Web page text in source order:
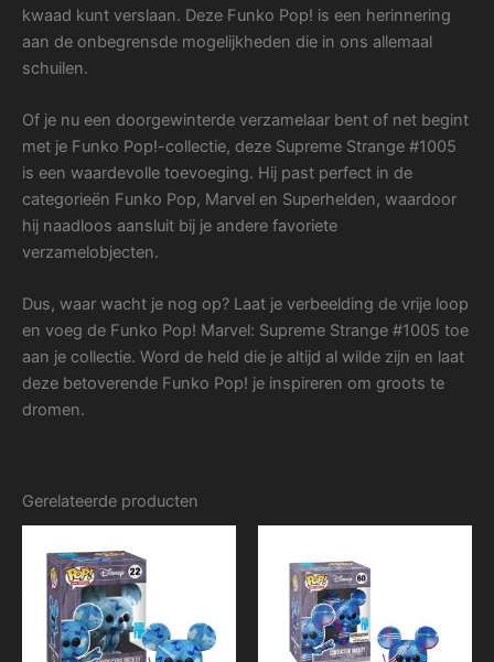
kwaad kunt verslaan. Deze Funko Pop! is een herinnering
aan de onbegrensde mogelijkheden die in ons allemaal
schuilen.
Of je nu een doorgewinterde verzamelaar bent of net begint
met je Funko Pop!-collectie, deze Supreme Strange #1005
is een waardevolle toevoeging. Hij past perfect in de
categorieën Funko Pop, Marvel en Superhelden, waardoor
hij naadloos aansluit bij je andere favoriete
verzamelobjecten.
Dus, waar wacht je nog op? Laat je verbeelding de vrije loop
en voeg de Funko Pop! Marvel: Supreme Strange #1005 toe
aan je collectie. Word de held die je altijd al wilde zijn en laat
deze betoverende Funko Pop! je inspireren om groots te
dromen.
Gerelateerde producten